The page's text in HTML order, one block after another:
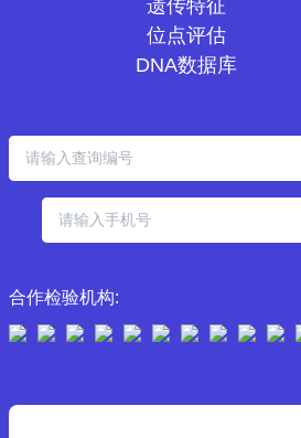
遗传特征
位点评估
DNA数据库
合作检验机构: